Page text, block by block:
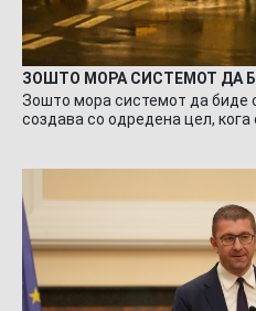
ЗОШТО МОРА СИСТЕМОТ ДА
Зошто мора системот да биде
создава со одредена цел, кога